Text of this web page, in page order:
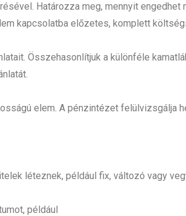
Határozza meg, mennyit engedhet
kapcsolatba előzetes, komplett
Összehasonlítjuk a különféle
elem. A pénzintézet felülvizsgálja
léteznek, például fix, változó vagy
például